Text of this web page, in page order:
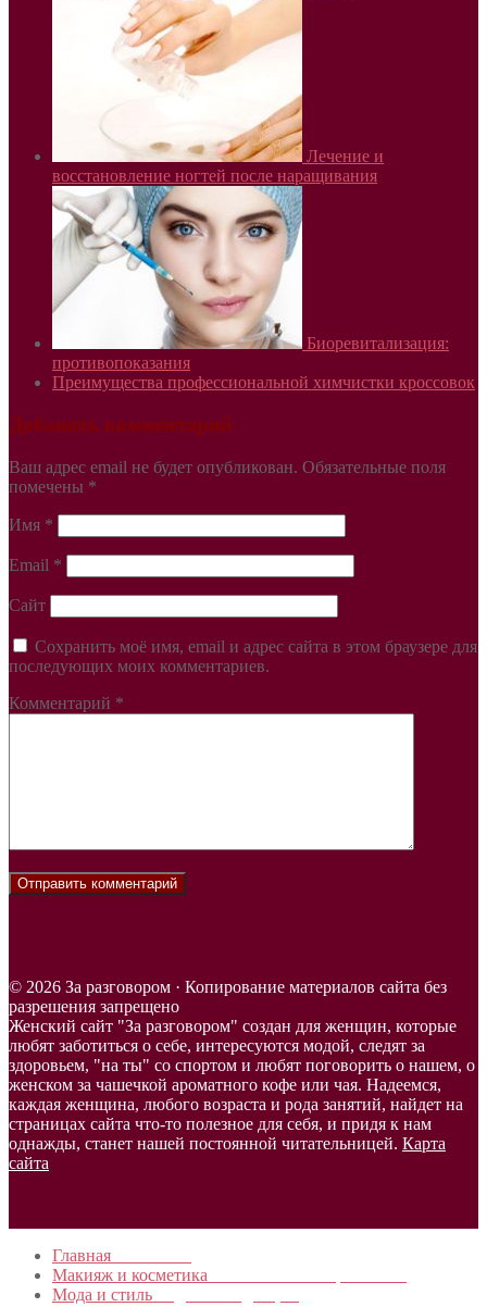
Лечение и
восстановление ногтей после наращивания
Биоревитализация:
противопоказания
Преимущества профессиональной химчистки кроссовок
Добавить комментарий
Ваш адрес email не будет опубликован. Обязательные поля
помечены *
Имя *
Email *
Сайт
Сохранить моё имя, email и адрес сайта в этом браузере для
последующих моих комментариев.
Комментарий *
© 2026 За разговором · Копирование материалов сайта без
разрешения запрещено
Женский сайт "За разговором" создан для женщин, которые
любят заботиться о себе, интересуются модой, следят за
здоровьем, "на ты" со спортом и любят поговорить о нашем, о
женском за чашечкой ароматного кофе или чая. Надеемся,
каждая женщина, любого возраста и рода занятий, найдет на
страницах сайта что-то полезное для себя, и придя к нам
однажды, станет нашей постоянной читательницей. Карта
сайта
Главная
Макияж и косметика
Мода и стиль